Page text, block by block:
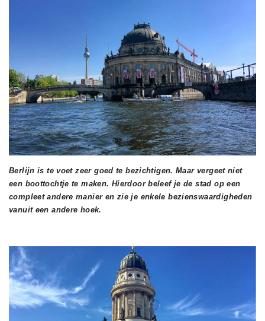
Berlijn is te voet zeer goed te bezichtigen. Maar vergeet niet
een boottochtje te maken. Hierdoor beleef je de stad op een
compleet andere manier en zie je enkele bezienswaardigheden
vanuit een andere hoek.